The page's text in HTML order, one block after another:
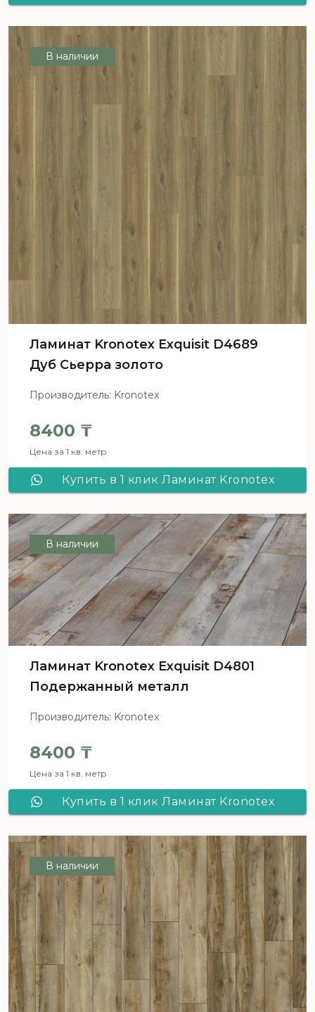
В наличии
Ламинат Kronotex Exquisit D4689
Дуб Сьерра золото
Производитель: Kronotex
8400 ₸
Цена за 1 кв. метр
Купить в 1 клик Ламинат Kronotex
В наличии
Ламинат Kronotex Exquisit D4801
Подержанный металл
Производитель: Kronotex
8400 ₸
Цена за 1 кв. метр
Купить в 1 клик Ламинат Kronotex
В наличии